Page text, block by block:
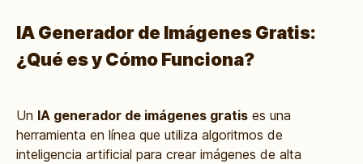
IA Generador de Imágenes Gratis:
¿Qué es y Cómo Funciona?
Un IA generador de imágenes gratis es una
herramienta en línea que utiliza algoritmos de
inteligencia artificial para crear imágenes de alta